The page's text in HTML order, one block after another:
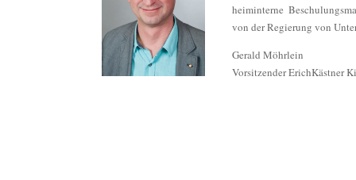
heiminterne
von der Regierung von
Gerald Möhrlein
Vorsitzender ErichKästner